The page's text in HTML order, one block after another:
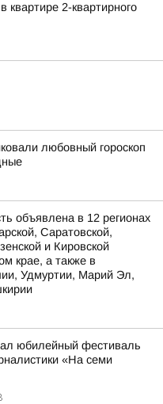
2-квартирного
любовный гороскоп
объявлена в 12 регионах
Саратовской,
и Кировской
крае, а также в
Удмуртии, Марий Эл,
юбилейный фестиваль
«На семи